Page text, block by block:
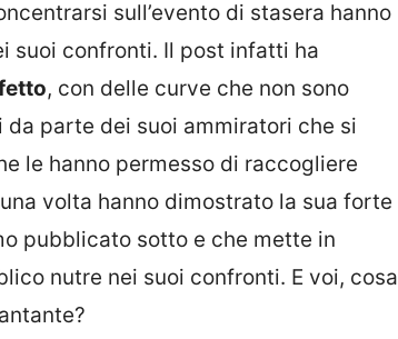
sull’evento di stasera hanno
suoi confronti. Il post infatti ha
, con delle curve che non sono
parte dei suoi ammiratori che si
le hanno permesso di raccogliere
volta hanno dimostrato la sua forte
pubblicato sotto e che mette in
nutre nei suoi confronti. E voi, cosa